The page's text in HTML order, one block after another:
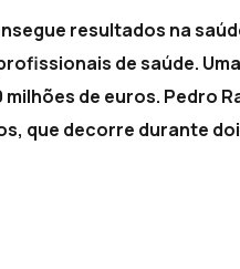
resultados na
de saúde.
de euros. Pedro
que decorre durante